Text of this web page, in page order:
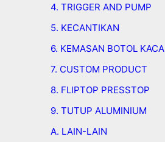
4. TRIGGER AND PUMP
5. KECANTIKAN
6. KEMASAN BOTOL KACA
7. CUSTOM PRODUCT
8. FLIPTOP PRESSTOP
9. TUTUP ALUMINIUM
A. LAIN-LAIN